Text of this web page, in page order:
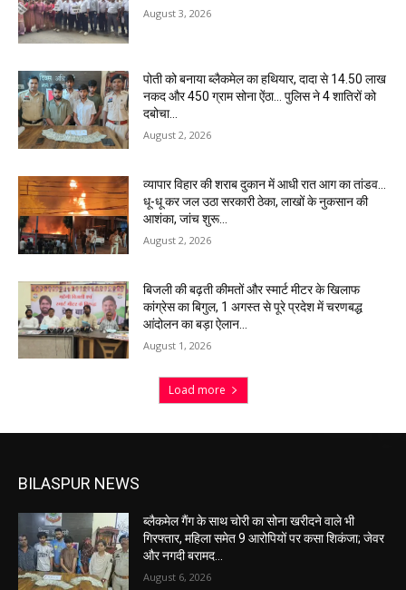
August 3, 2026
पोती को बनाया ब्लैकमेल का हथियार, दादा से 14.50 लाख
नकद और 450 ग्राम सोना ऐंठा… पुलिस ने 4 शातिरों को
दबोचा…
August 2, 2026
व्यापार विहार की शराब दुकान में आधी रात आग का तांडव…
धू-धू कर जल उठा सरकारी ठेका, लाखों के नुकसान की
आशंका, जांच शुरू…
August 2, 2026
बिजली की बढ़ती कीमतों और स्मार्ट मीटर के खिलाफ
कांग्रेस का बिगुल, 1 अगस्त से पूरे प्रदेश में चरणबद्ध
आंदोलन का बड़ा ऐलान…
August 1, 2026
Load more
BILASPUR NEWS
ब्लैकमेल गैंग के साथ चोरी का सोना खरीदने वाले भी
गिरफ्तार, महिला समेत 9 आरोपियों पर कसा शिकंजा; जेवर
और नगदी बरामद…
August 6, 2026